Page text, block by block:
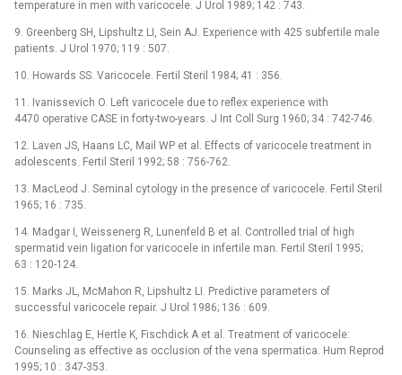
temperature in men with varicocele. J Urol 1989; 142 : 743.
9. Greenberg SH, Lipshultz LI, Sein AJ. Experience with 425 subfertile male
patients. J Urol 1970; 119 : 507.
10. Howards SS. Varicocele. Fertil Steril 1984; 41 : 356.
11. Ivanissevich O. Left varicocele due to reflex experience with
4470 operative CASE in forty-two-years. J Int Coll Surg 1960; 34 : 742-746.
12. Laven JS, Haans LC, Mail WP et al. Effects of varicocele treatment in
adolescents. Fertil Steril 1992; 58 : 756-762.
13. MacLeod J. Seminal cytology in the presence of varicocele. Fertil Steril
1965; 16 : 735.
14. Madgar I, Weissenerg R, Lunenfeld B et al. Con­trolled trial of high
spermatid vein ligation for varicocele in infertile man. Fertil Steril 1995;
63 : 120-124.
15. Marks JL, McMahon R, Lipshultz LI. Predictive parameters of
successful varicocele repair. J Urol 1986; 136 : 609.
16. Nieschlag E, Hertle K, Fischdick A et al. Treatment of varicocele:
Counseling as effective as occlusion of the vena spermatica. Hum Reprod
1995; 10 : 347-353.